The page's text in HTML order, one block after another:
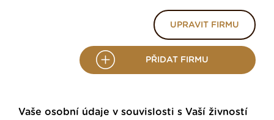
UPRAVIT FIRMU
PŘIDAT FIRMU
Vaše osobní údaje v souvislosti s Vaší živností